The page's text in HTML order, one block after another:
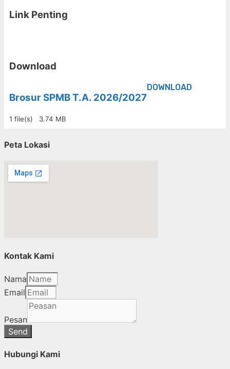
Link Penting
Download
Brosur SPMB T.A. 2026/2027
1 file(s) 3.74 MB
DOWNLOAD
Peta Lokasi
Kontak Kami
Nama
Email
Pesan
Send
Hubungi Kami